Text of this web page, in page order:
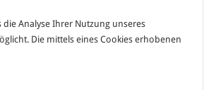
die Analyse Ihrer Nutzung unseres
Die mittels eines Cookies erhobenen